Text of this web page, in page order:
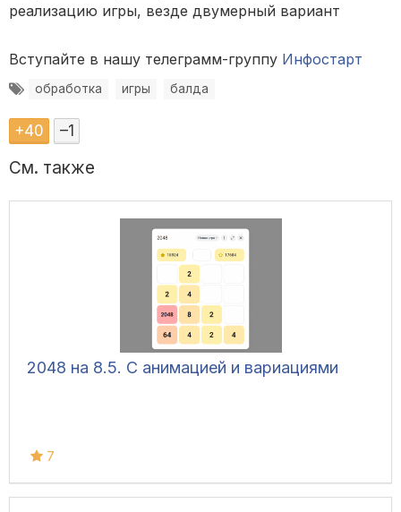
реализацию игры, везде двумерный вариант
Вступайте в нашу телеграмм-группу Инфостарт
обработка игры балда
+40 –1
См. также
2048 на 8.5. С анимацией и вариациями
7